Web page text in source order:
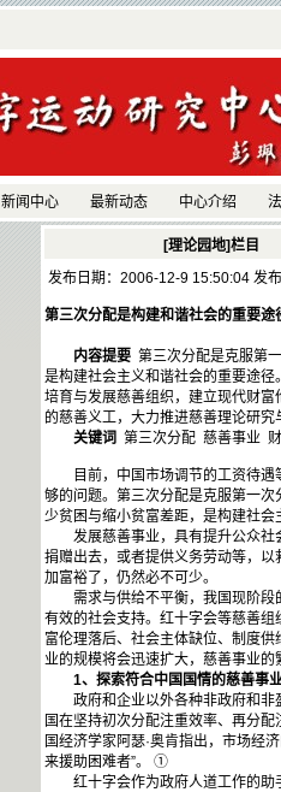
新闻中心 最新动态 中心介绍
[理论园地]栏目
发布日期：2006-12-9 15:50:04 发
第三次分配是构建和谐社会的重要途
内容提要 第三次分配是克服第
是构建社会主义和谐社会的重要途
培育与发展慈善组织，建立现代财
的慈善义工，大力推进慈善理论研究
关键词 第三次分配 慈善事业
目前，中国市场调节的工资待遇
够的问题。第三次分配是克服第一
少贫困与缩小贫富差距，是构建社会
发展慈善事业，具有提升公众社
捐赠出去，或者提供义务劳动等，
加富裕了，仍然必不可少。
需求与供给不平衡，我国现阶段
有效的社会支持。红十字会等慈善
富伦理落后、社会主体缺位、制度
业的规模将会迅速扩大，慈善事业的
1、探索符合中国国情的慈善事
政府和企业以外各种非政府和非盈
国在坚持初次分配注重效率、再分
国经济学家阿瑟·奥肯指出，市场经
来援助困难者”。 ①
红十字会作为政府人道工作的助